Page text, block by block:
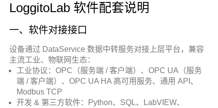
LoggitoLab 软件配套说明
一、软件对接接口
设备通过 DataService 数据中转服务对接上层平台，兼容
主流工业、物联网生态：
工业协议：OPC（服务端 / 客户端）、OPC UA（服务
端 / 客户端）、OPC UA HA 高可用服务、通用 API、
Modbus TCP
开发 & 第三方软件：Python、SQL、LabVIEW、